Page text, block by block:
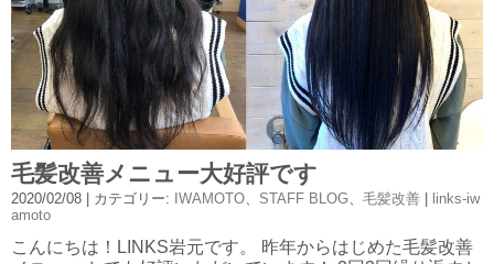
毛髪改善メニュー大好評です
2020/02/08 | カテゴリー: IWAMOTO STAFF BLOG 毛髪改善 | links-iw
amoto
こんにちは！LINKS岩元です。 昨年からはじめた毛髪改善